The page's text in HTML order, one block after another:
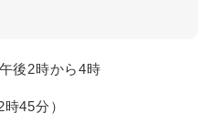
後2時から4時
45分）